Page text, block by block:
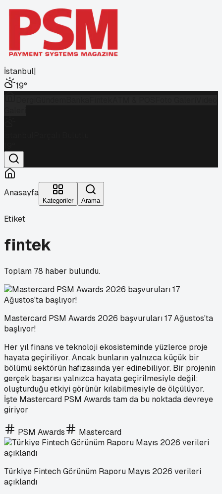
İstanbul|
19°
Anasayfa
Kategoriler Arama
Etiket
fintek
Toplam 78 haber bulundu.
Mastercard PSM Awards 2026 başvuruları 17 Ağustos'ta
başlıyor!
Her yıl finans ve teknoloji ekosisteminde yüzlerce proje
hayata geçiriliyor. Ancak bunların yalnızca küçük bir
bölümü sektörün hafızasında yer edinebiliyor. Bir projenin
gerçek başarısı yalnızca hayata geçirilmesiyle değil;
oluşturduğu etkiyi görünür kılabilmesiyle de ölçülüyor.
İşte Mastercard PSM Awards tam da bu noktada devreye
giriyor
PSM Awards Mastercard
Türkiye Fintech Görünüm Raporu Mayıs 2026 verileri
açıklandı